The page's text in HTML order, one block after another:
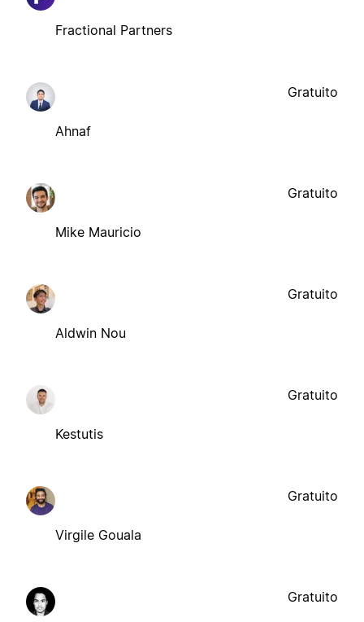
Fractional Partners
Ahnaf
Gratuito
Mike Mauricio
Gratuito
Aldwin Nou
Gratuito
Kestutis
Gratuito
Virgile Gouala
Gratuito
Gratuito